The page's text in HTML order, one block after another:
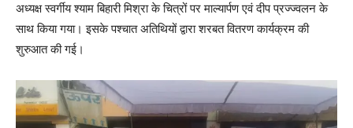
अध्यक्ष स्वर्गीय श्याम बिहारी मिश्रा के चित्रों पर माल्यार्पण एवं दीप प्रज्ज्वलन के
साथ किया गया। इसके पश्चात अतिथियों द्वारा शरबत वितरण कार्यक्रम की
शुरुआत की गई।